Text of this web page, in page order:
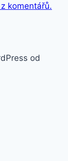
komentářů.
od